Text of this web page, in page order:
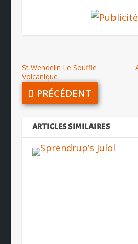
St Wendelin Le Souffle
Volcanique
PRÉCÉDENT
ARTICLES SIMILAIRES